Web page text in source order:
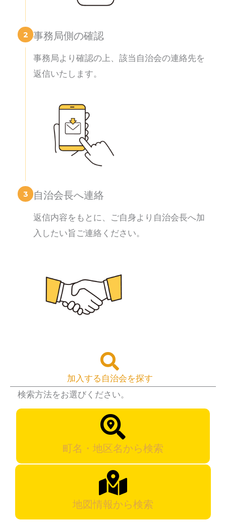
2 事務局側の確認
事務局より確認の上、該当自治会の連絡先を
返信いたします。
3 自治会長へ連絡
返信内容をもとに、ご自身より自治会長へ加
入したい旨ご連絡ください。
加入する自治会を探す
検索方法をお選びください。
町名・地区名から検索
地図情報から検索